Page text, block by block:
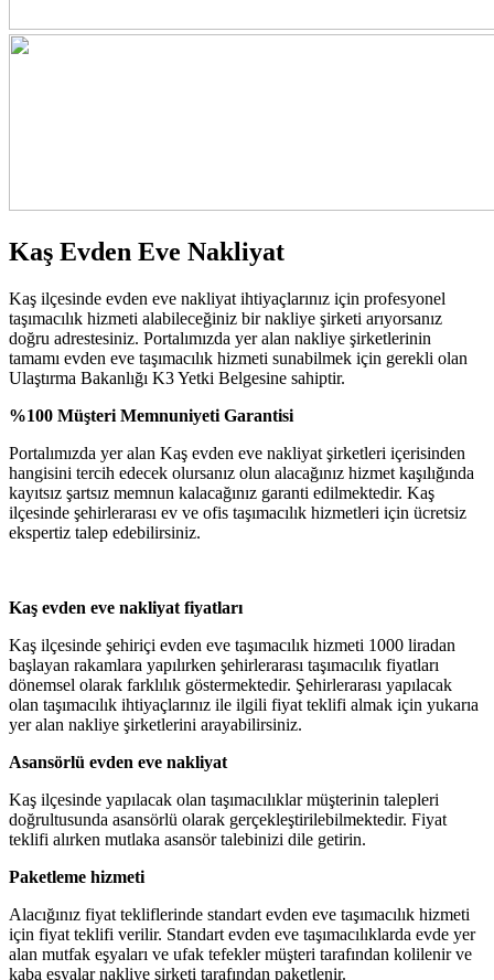
Kaş Evden Eve Nakliyat
Kaş ilçesinde evden eve nakliyat ihtiyaçlarınız için profesyonel
taşımacılık hizmeti alabileceğiniz bir nakliye şirketi arıyorsanız
doğru adrestesiniz. Portalımızda yer alan nakliye şirketlerinin
tamamı evden eve taşımacılık hizmeti sunabilmek için gerekli olan
Ulaştırma Bakanlığı K3 Yetki Belgesine sahiptir.
%100 Müşteri Memnuniyeti Garantisi
Portalımızda yer alan Kaş evden eve nakliyat şirketleri içerisinden
hangisini tercih edecek olursanız olun alacağınız hizmet kaşılığında
kayıtsız şartsız memnun kalacağınız garanti edilmektedir. Kaş
ilçesinde şehirlerarası ev ve ofis taşımacılık hizmetleri için ücretsiz
ekspertiz talep edebilirsiniz.
Kaş evden eve nakliyat fiyatları
Kaş ilçesinde şehiriçi evden eve taşımacılık hizmeti 1000 liradan
başlayan rakamlara yapılırken şehirlerarası taşımacılık fiyatları
dönemsel olarak farklılık göstermektedir. Şehirlerarası yapılacak
olan taşımacılık ihtiyaçlarınız ile ilgili fiyat teklifi almak için yukarıa
yer alan nakliye şirketlerini arayabilirsiniz.
Asansörlü evden eve nakliyat
Kaş ilçesinde yapılacak olan taşımacılıklar müşterinin talepleri
doğrultusunda asansörlü olarak gerçekleştirilebilmektedir. Fiyat
teklifi alırken mutlaka asansör talebinizi dile getirin.
Paketleme hizmeti
Alacığınız fiyat tekliflerinde standart evden eve taşımacılık hizmeti
için fiyat teklifi verilir. Standart evden eve taşımacılıklarda evde yer
alan mutfak eşyaları ve ufak tefekler müşteri tarafından kolilenir ve
kaba eşyalar nakliye şirketi tarafından paketlenir.